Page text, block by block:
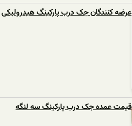
عرضه کنندگان جک درب پارکینگ هیدرولیکی
قیمت عمده جک درب پارکینگ سه لنگه